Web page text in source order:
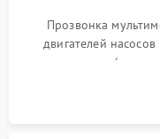
Прозвонка
двигателей
прессостата
концевика дверцы